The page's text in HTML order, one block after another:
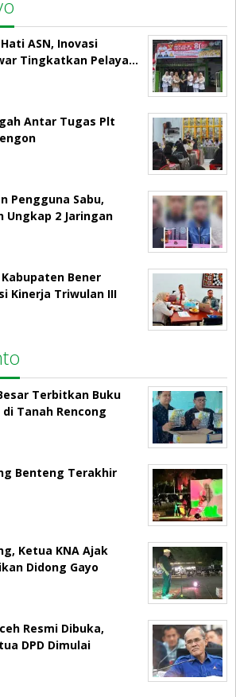
ASN, Inovasi
Tingkatkan Pelaya…
Antar Tugas Plt
Pengguna Sabu,
Ungkap 2 Jaringan
Bener
Kinerja Triwulan III
Terbitkan Buku
Tanah Rencong
Benteng Terakhir
Ketua KNA Ajak
Didong Gayo
Resmi Dibuka,
DPD Dimulai